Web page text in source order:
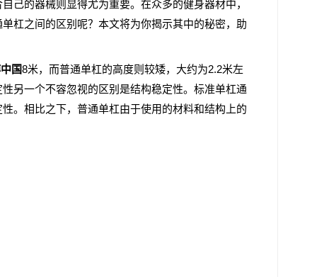
己的器械则显得尤为重要。在众多的健身器材中，
杠之间的区别呢？本文将为你揭示其中的秘密，助
国8米，而普通单杠的高度则较矮，大约为2.2米左
另一个不容忽视的区别是结构稳定性。标准单杠通
。相比之下，普通单杠由于使用的材料和结构上的